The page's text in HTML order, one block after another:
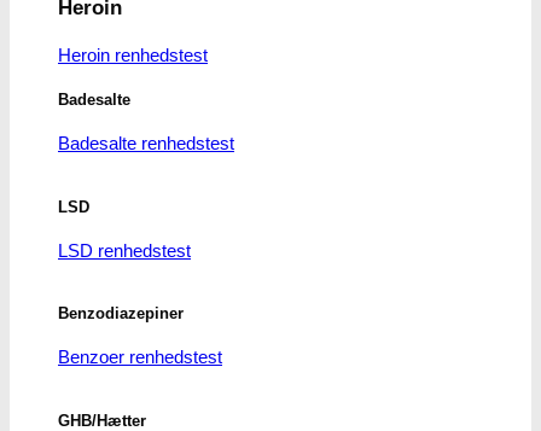
Heroin
Heroin renhedstest
Badesalte
Badesalte renhedstest
LSD
LSD renhedstest
Benzodiazepiner
Benzoer renhedstest
GHB/Hætter